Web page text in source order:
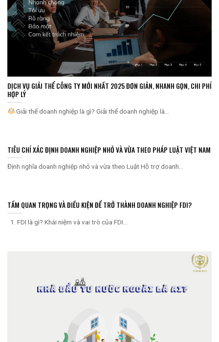
DỊCH VỤ GIẢI THỂ CÔNG TY MỚI NHẤT 2025 ĐƠN GIẢN, NHANH GỌN, CHI PHÍ
HỢP LÝ
Giải thể doanh nghiệp là gì? Giải thể doanh nghiệp là...
TIÊU CHÍ XÁC ĐỊNH DOANH NGHIỆP NHỎ VÀ VỪA THEO PHÁP LUẬT VIỆT NAM
Định nghĩa doanh nghiệp nhỏ và vừa theo Luật Hỗ trợ doanh...
TẦM QUAN TRỌNG VÀ ĐIỀU KIỆN ĐỂ TRỞ THÀNH DOANH NGHIỆP FDI?
1. FDI là gì? Khái niệm và vai trò của FDI...